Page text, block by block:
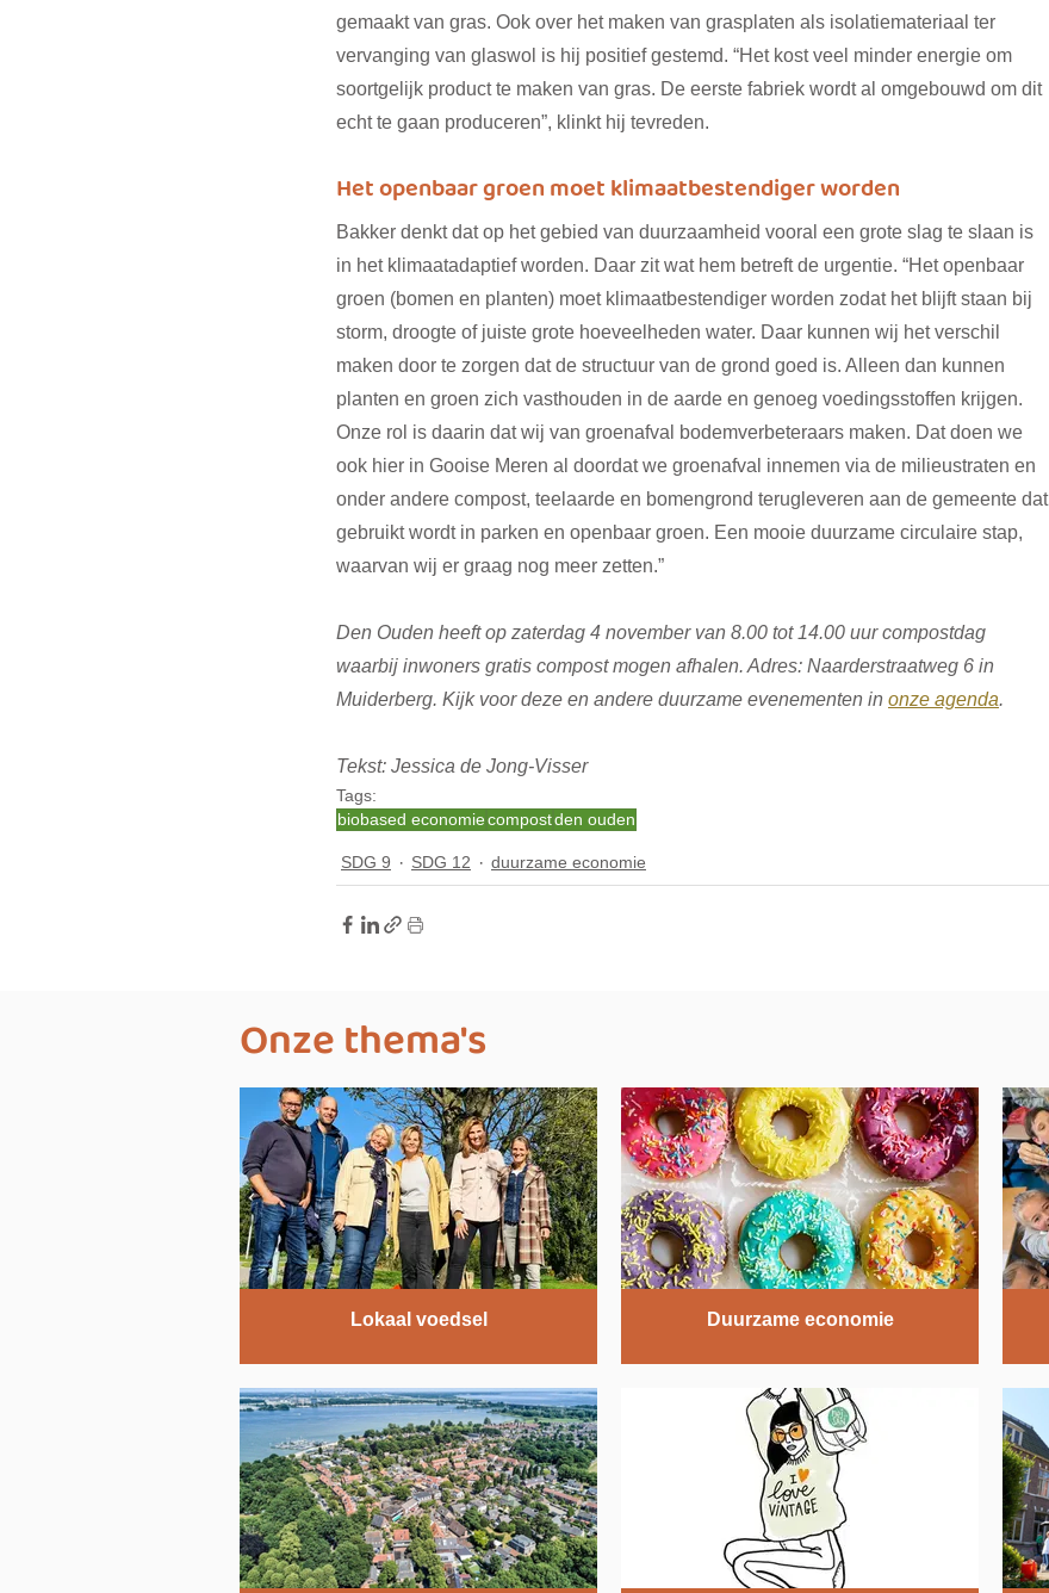
gemaakt van gras. Ook over het maken van grasplaten als isolatiemateriaal ter
vervanging van glaswol is hij positief gestemd. “Het kost veel minder energie om
soortgelijk product te maken van gras. De eerste fabriek wordt al omgebouwd om dit
echt te gaan produceren”, klinkt hij tevreden.
Het openbaar groen moet klimaatbestendiger worden
Bakker denkt dat op het gebied van duurzaamheid vooral een grote slag te slaan is
in het klimaatadaptief worden. Daar zit wat hem betreft de urgentie. “Het openbaar
groen (bomen en planten) moet klimaatbestendiger worden zodat het blijft staan bij
storm, droogte of juiste grote hoeveelheden water. Daar kunnen wij het verschil
maken door te zorgen dat de structuur van de grond goed is. Alleen dan kunnen
planten en groen zich vasthouden in de aarde en genoeg voedingsstoffen krijgen.
Onze rol is daarin dat wij van groenafval bodemverbeteraars maken. Dat doen we
ook hier in Gooise Meren al doordat we groenafval innemen via de milieustraten en
onder andere compost, teelaarde en bomengrond terugleveren aan de gemeente dat
gebruikt wordt in parken en openbaar groen. Een mooie duurzame circulaire stap,
waarvan wij er graag nog meer zetten.”
Den Ouden heeft op zaterdag 4 november van 8.00 tot 14.00 uur compostdag
waarbij inwoners gratis compost mogen afhalen. Adres: Naarderstraatweg 6 in
Muiderberg. Kijk voor deze en andere duurzame evenementen in onze agenda.
Tekst: Jessica de Jong-Visser
Tags:
biobased economiecompostden ouden
SDG 9 SDG 12 duurzame economie
Onze thema's
Lokaal voedsel Duurzame economie